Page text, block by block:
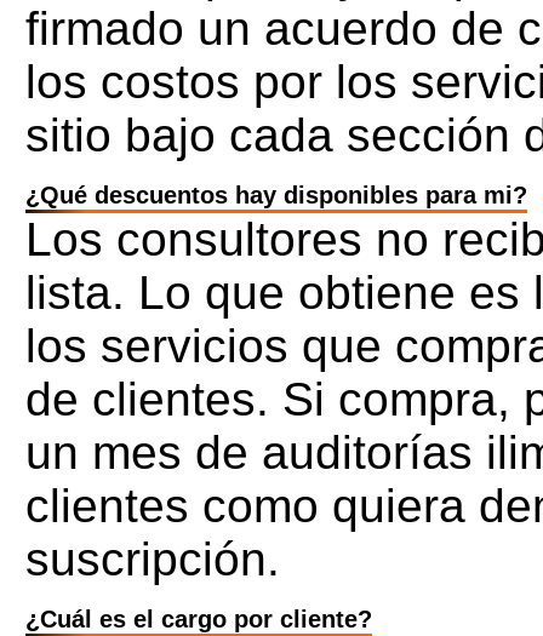
firmado un acuerdo de
los costos por los
sitio bajo cada sección
¿Qué descuentos hay disponibles para mi?
Los consultores no
lista. Lo que obtiene es
los servicios que
de clientes. Si compra,
un mes de auditorías
clientes como quiera
suscripción.
¿Cuál es el cargo por cliente?